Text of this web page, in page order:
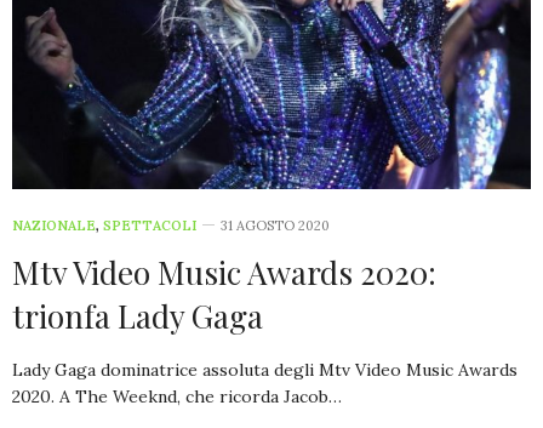
NAZIONALE, SPETTACOLI 31 AGOSTO 2020
Mtv Video Music Awards 2020:
trionfa Lady Gaga
Lady Gaga dominatrice assoluta degli Mtv Video Music Awards
2020. A The Weeknd, che ricorda Jacob…